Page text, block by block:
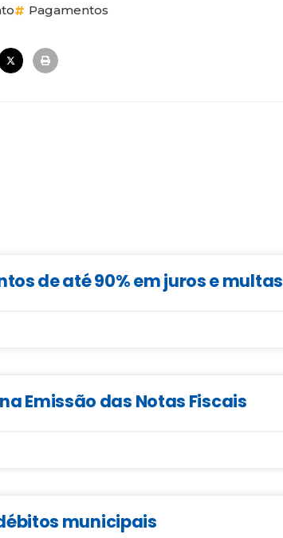
Pagamentos
de até 90% em juros e multas
Emissão das Notas Fiscais
municipais